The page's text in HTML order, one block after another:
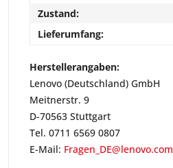
Zustand:
Lieferumfang:
Herstellerangaben:
Lenovo (Deutschland) GmbH
Meitnerstr. 9
D-70563 Stuttgart
Tel. 0711 6569 0807
E-Mail: Fragen_DE@lenovo.com